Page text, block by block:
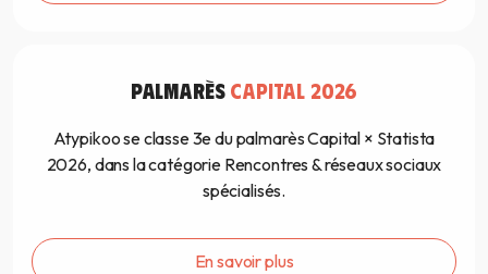
PALMARÈS CAPITAL 2026
Atypikoo se classe 3e du palmarès Capital × Statista
2026, dans la catégorie Rencontres & réseaux sociaux
spécialisés.
En savoir plus